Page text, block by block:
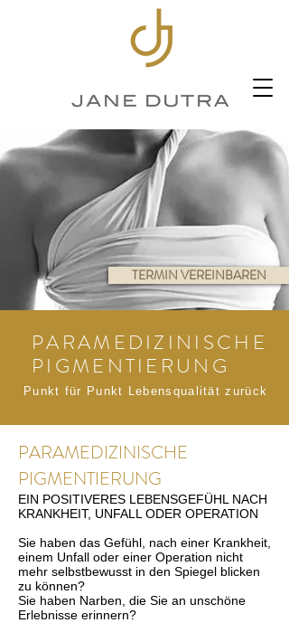
TERMIN VEREINBAREN
PARAMEDIZINISCHE
PIGMENTIERUNG
Punkt für Punkt Lebensqualität zurück
PARAMEDIZINISCHE
PIGMENTIERUNG
EIN POSITIVERES LEBENSGEFÜHL NACH
KRANKHEIT, UNFALL ODER OPERATION
Sie haben das Gefühl, nach einer Krankheit,
einem Unfall oder einer Operation nicht
mehr selbstbewusst in den Spiegel blicken
zu können?
Sie haben Narben, die Sie an unschöne
Erlebnisse erinnern?